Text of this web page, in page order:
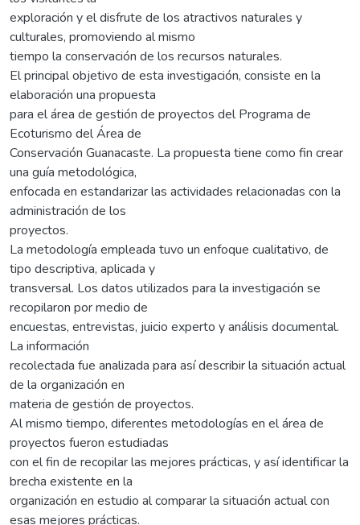
exploración y el disfrute de los atractivos naturales y
culturales, promoviendo al mismo
tiempo la conservación de los recursos naturales.
El principal objetivo de esta investigación, consiste en la
elaboración una propuesta
para el área de gestión de proyectos del Programa de
Ecoturismo del Área de
Conservación Guanacaste. La propuesta tiene como fin crear
una guía metodológica,
enfocada en estandarizar las actividades relacionadas con la
administración de los
proyectos.
La metodología empleada tuvo un enfoque cualitativo, de
tipo descriptiva, aplicada y
transversal. Los datos utilizados para la investigación se
recopilaron por medio de
encuestas, entrevistas, juicio experto y análisis documental.
La información
recolectada fue analizada para así describir la situación actual
de la organización en
materia de gestión de proyectos.
Al mismo tiempo, diferentes metodologías en el área de
proyectos fueron estudiadas
con el fin de recopilar las mejores prácticas, y así identificar la
brecha existente en la
organización en estudio al comparar la situación actual con
esas mejores prácticas.